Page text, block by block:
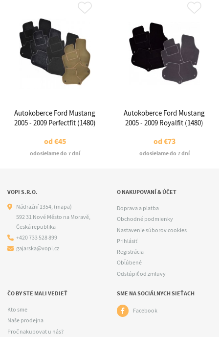
Autokoberce Ford Mustang
2005 - 2009 Perfectfit (1480)
od€45
odosielame do 7 dní
Autokoberce Ford Mustang
2005 - 2009 Royalfit (1480)
od€73
odosielame do 7 dní
VOPI S.R.O.
Nádražní 1354, (mapa)
592 31 Nové Město na Moravě,
Česká republika
+420 733 528 899
gajarska@vopi.cz
O NAKUPOVANÍ & ÚČET
Doprava a platba
Obchodné podmienky
Nastavenie súborov cookies
Prihlásiť
Registrácia
Obľúbené
Odstúpiť od zmluvy
ČO BY STE MALI VEDIEŤ
Kto sme
Naše prodejna
Proč nakupovat u nás?
SME NA SOCIÁLNYCH SIEŤACH
Facebook